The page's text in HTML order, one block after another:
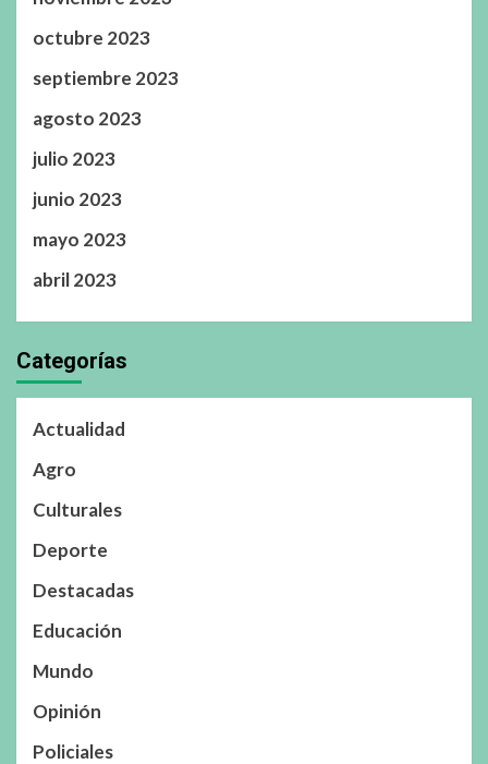
octubre 2023
septiembre 2023
agosto 2023
julio 2023
junio 2023
mayo 2023
abril 2023
Categorías
Actualidad
Agro
Culturales
Deporte
Destacadas
Educación
Mundo
Opinión
Policiales